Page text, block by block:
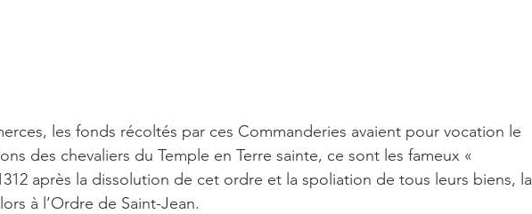
les fonds récoltés par ces Commanderies avaient pour vocation le
des chevaliers du Temple en Terre sainte, ce sont les fameux «
après la dissolution de cet ordre et la spoliation de tous leurs biens, la
à l’Ordre de Saint-Jean.